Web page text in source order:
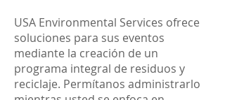
USA Environmental Services ofrece
soluciones para sus eventos
mediante la creación de un
programa integral de residuos y
reciclaje. Permítanos administrarlo